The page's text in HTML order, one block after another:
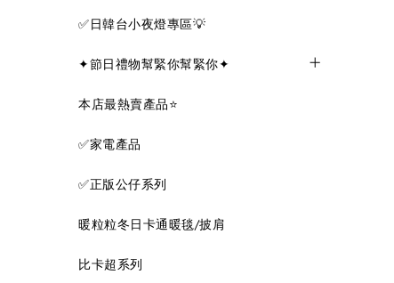
✅日韓台小夜燈專區💡
✦節日禮物幫緊你幫緊你✦
本店最熱賣產品⭐
✅家電產品
✅正版公仔系列
暖粒粒冬日卡通暖毯/披肩
比卡超系列